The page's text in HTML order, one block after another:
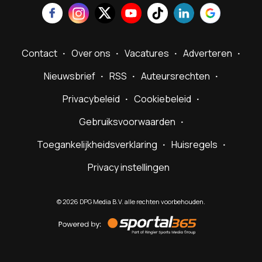
Contact Over ons Vacatures
Adverteren
Nieuwsbrief
RSS
Auteursrechten
Privacybeleid
Cookiebeleid
Gebruiksvoorwaarden
Toegankelijkheidsverklaring
Huisregels
Privacy instellingen
©2026 DPG Media B.V. alle rechten voorbehouden.
by
Sportal365